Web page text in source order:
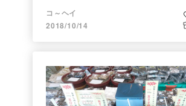
コ～ヘイ
2018/10/14